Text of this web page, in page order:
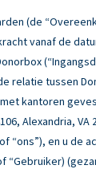
(de
vanaf de
relatie tussen
kantoren
Alexandria, VA
of “ons”), en u de
“Gebruiker)